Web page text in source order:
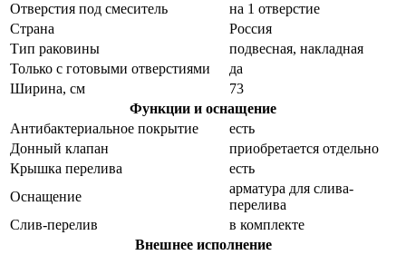
Отверстия под смеситель
на 1 отверстие
Страна
Россия
Тип раковины
подвесная, накладная
Только с готовыми отверстиями
да
Ширина, см
73
Функции и оснащение
Антибактериальное покрытие
есть
Донный клапан
приобретается отдельно
Крышка перелива
есть
Оснащение
арматура для слива-
перелива
Слив-перелив
в комплекте
Внешнее исполнение